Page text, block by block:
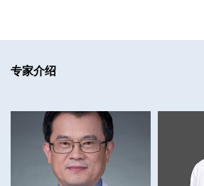
专家介绍